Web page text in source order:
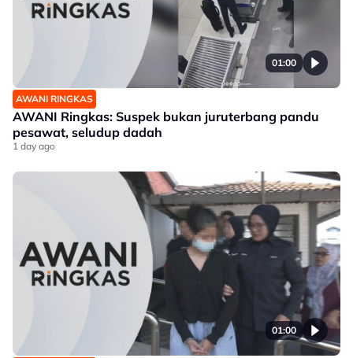
01:00
AWANI RINGKAS
AWANI Ringkas: Suspek bukan juruterbang pandu
pesawat, seludup dadah
1 day ago
01:00